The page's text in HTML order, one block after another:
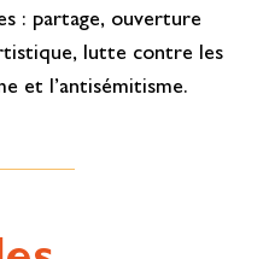
: partage, ouverture
lutte contre les
et l’antisémitisme.